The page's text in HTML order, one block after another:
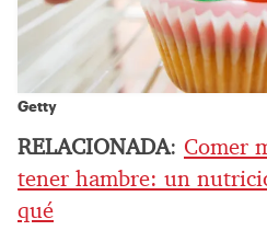
Getty
RELACIONADA: Comer
tener hambre: un
qué